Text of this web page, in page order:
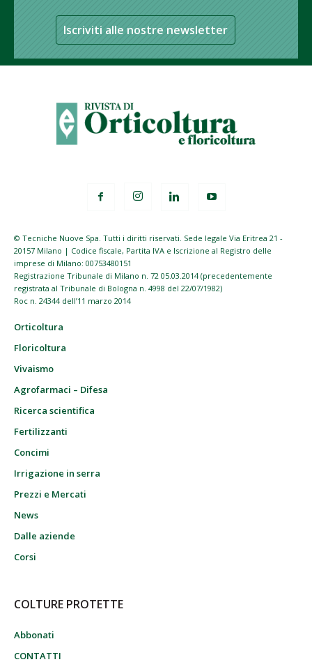
Iscriviti alle nostre newsletter
© Tecniche Nuove Spa. Tutti i diritti riservati. Sede legale Via Eritrea 21 -
20157 Milano | Codice fiscale, Partita IVA e Iscrizione al Registro delle
imprese di Milano: 00753480151
Registrazione Tribunale di Milano n. 72 05.03.2014 (precedentemente
registrata al Tribunale di Bologna n. 4998 del 22/07/1982)
Roc n. 24344 dell’11 marzo 2014
Orticoltura
Floricoltura
Vivaismo
Agrofarmaci – Difesa
Ricerca scientifica
Fertilizzanti
Concimi
Irrigazione in serra
Prezzi e Mercati
News
Dalle aziende
Corsi
COLTURE PROTETTE
Abbonati
CONTATTI